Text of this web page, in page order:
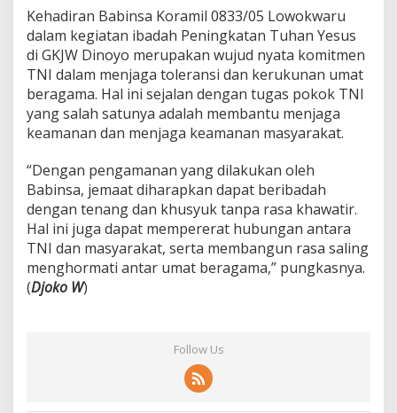
a
i
k
a
n
T
u
h
n
Y
e
s
u
s
Kehadiran Babinsa Koramil 0833/05 Lowokwaru
dalam kegiatan ibadah Peningkatan Tuhan Yesus
di GKJW Dinoyo merupakan wujud nyata komitmen
TNI dalam menjaga toleransi dan kerukunan umat
beragama. Hal ini sejalan dengan tugas pokok TNI
yang salah satunya adalah membantu menjaga
keamanan dan menjaga keamanan masyarakat.
“Dengan pengamanan yang dilakukan oleh
Babinsa, jemaat diharapkan dapat beribadah
dengan tenang dan khusyuk tanpa rasa khawatir.
Hal ini juga dapat mempererat hubungan antara
TNI dan masyarakat, serta membangun rasa saling
menghormati antar umat beragama,” pungkasnya.
(Djoko W)
Follow Us